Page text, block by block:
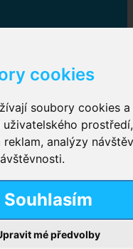
cookies
soubory cookies
analýzy
Souhlasím
mé předvolby
,Plenkové kalhotky
kalhotky dámské